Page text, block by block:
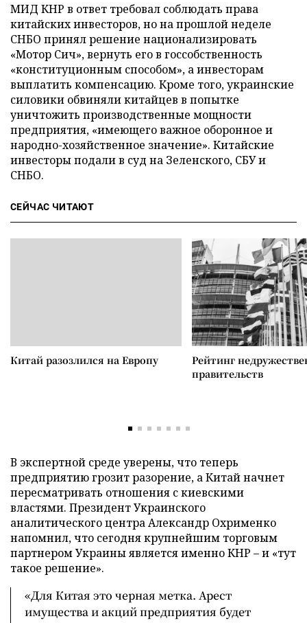
МИД КНР в ответ требовал соблюдать права
китайских инвесторов, но на прошлой неделе
СНБО принял решение национализировать
«Мотор Сич», вернуть его в госсобственность
«конституционным способом», а инвесторам
выплатить компенсацию. Кроме того, украинские
силовики обвиняли китайцев в попытке
уничтожить производственные мощности
предприятия, «имеющего важное оборонное и
народно-хозяйственное значение». Китайские
инвесторы подали в суд на Зеленского, СБУ и
СНБО.
СЕЙЧАС ЧИТАЮТ
Китай разозлился на Европу
Рейтинг
правительств
В экспертной среде уверены, что теперь
предприятию грозит разорение, а Китай начнет
пересматривать отношения с киевскими
властями. Президент Украинского
аналитического центра Александр Охрименко
напомнил, что сегодня крупнейшим торговым
партнером Украины является именно КНР – и «тут
такое решение».
«Для Китая это черная метка. Арест
имущества и акций предприятия будет